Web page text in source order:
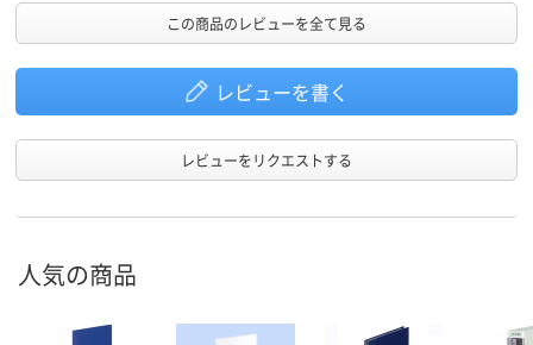
この商品のレビューを全て見る
レビューを書く
レビューをリクエストする
人気の商品